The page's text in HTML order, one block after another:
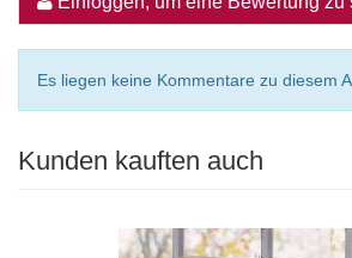
Es liegen keine Kommentare zu diesem
Kunden kauften auch